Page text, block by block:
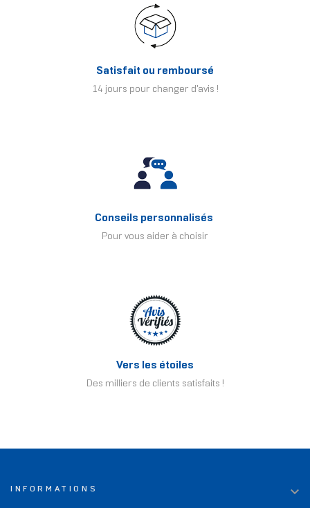
Satisfait ou remboursé
14 jours pour changer d'avis !
Conseils personnalisés
Pour vous aider à choisir
Vers les étoiles
Des milliers de clients satisfaits !
INFORMATIONS 